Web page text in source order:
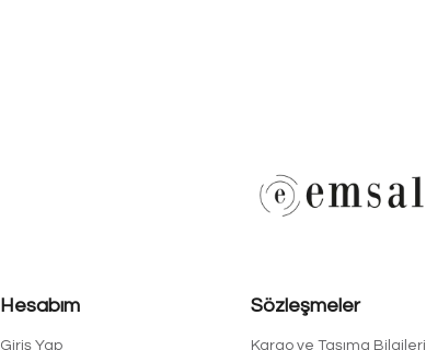
Hesabım
Giriş Yap
Sözleşmeler
Kargo ve Taşıma Bilgileri